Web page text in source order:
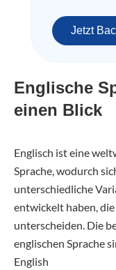
Jetzt
Englische
einen Blick
Englisch ist eine
Sprache, wodurch
unterschiedliche
entwickelt haben,
unterscheiden. Die
englischen Sprache
English